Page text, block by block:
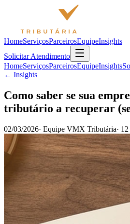
HomeServiçosParceirosEquipeInsights
Solicitar Atendimento
HomeServiçosParceirosEquipeInsights
← Insights
Como saber se sua
tributário a recuperar
02/03/2026· Equipe VMX Tributária·